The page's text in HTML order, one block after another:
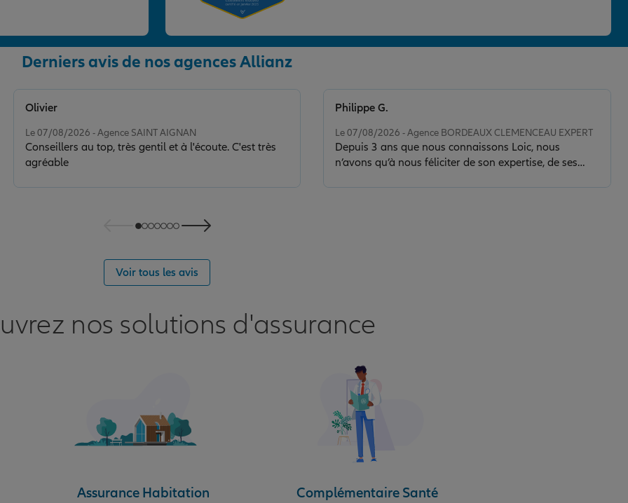
Derniers avis de nos agences Allianz
Le 07/08/2026 - Agence SAINT AIGNAN
Conseillers au top, très gentil et à l'écoute. C'est très
agréable
Olivier
Le 07/08/2026 - Agence BORDEAUX CLEMENCEAU EXPERT
Depuis 3 ans que nous connaissons Loic, nous
n’avons qu’à nous féliciter de son expertise, de ses
Philippe G.
Voir tous les avis
nos solutions d'assurance
Assurance Habitation Complémentaire Santé